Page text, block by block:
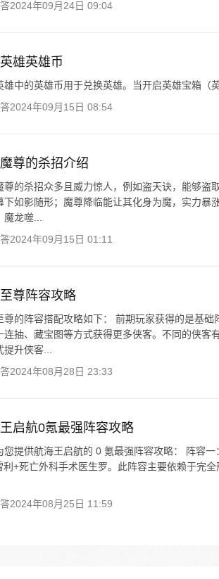
2024年09月24日 09:04
雄英雄币
雄中的英雄币用于兑换英雄。当开启英雄宝箱（
2024年09月15日 08:54
尊的杀招介绍
尊的杀招众多且威力惊人，例如盗天诀，能够盗
下如影随形；魔尊降临能让其化身为魔，实力暴
魔龙噬...
2024年09月15日 01:11
尊阵容攻略
尊的阵容搭配攻略如下： 前期玩家获得的是基
连抽、藏宝图等方式获得更多侠客。不同的侠客
升侠客...
2024年08月28日 23:33
启航0氪最强阵容攻略
您提供航海王启航的 0 氪最强阵容攻略： 阵容
利+死亡外科手术医生罗。此阵容主要依赖于完
2024年08月25日 11:59